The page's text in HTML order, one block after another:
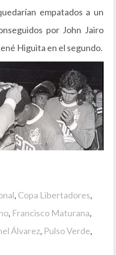
empatados a un
por John Jairo
Higuita en el segundo.
, Copa Libertadores,
, Francisco Maturana,
Álvarez, Pulso Verde,